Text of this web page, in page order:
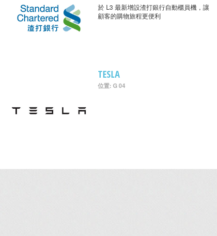
於 L3 最新增設渣打銀行自動櫃員機，讓
顧客的購物旅程更便利
TESLA
位置: G 04